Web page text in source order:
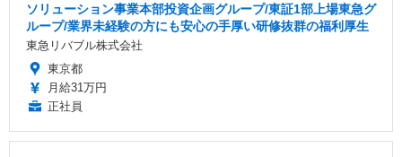
ソリューション事業本部投資企画グループ/東証1部上場東急グ
ループ/業界未経験の方にも安心の手厚い研修抜群の福利厚生
東急リバブル株式会社
東京都
月給31万円
正社員